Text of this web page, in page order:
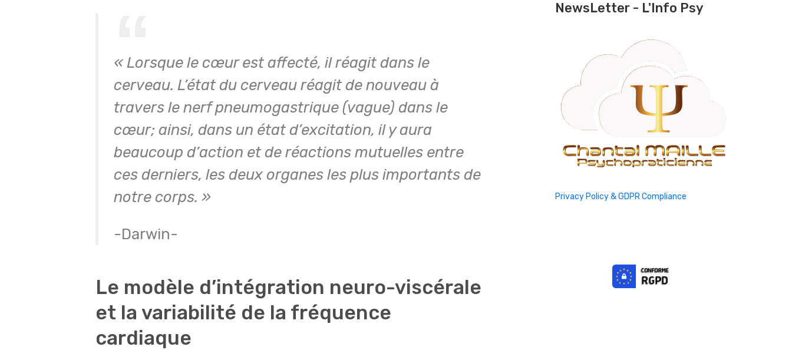
« Lorsque le cœur est affecté, il réagit dans le
cerveau. L’état du cerveau réagit de nouveau à
travers le nerf pneumogastrique (vague) dans le
cœur; ainsi, dans un état d’excitation, il y aura
beaucoup d’action et de réactions mutuelles entre
ces derniers, les deux organes les plus importants de
notre corps. »
-Darwin-
Le modèle d’intégration neuro-viscérale
et la variabilité de la fréquence
cardiaque
NewsLetter - L'Info Psy
Privacy Policy & GDPR Compliance